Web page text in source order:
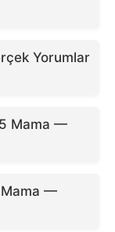
Yorumlar
Mama —
Mama —